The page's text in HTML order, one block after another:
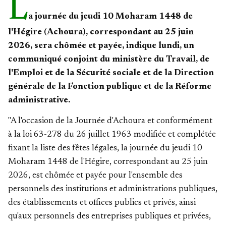
La journée du jeudi 10 Moharam 1448 de
l'Hégire (Achoura), correspondant au 25 juin
2026, sera chômée et payée, indique lundi, un
communiqué conjoint du ministère du Travail, de
l'Emploi et de la Sécurité sociale et de la Direction
générale de la Fonction publique et de la Réforme
administrative.
"A l'occasion de la Journée d'Achoura et conformément
à la loi 63-278 du 26 juillet 1963 modifiée et complétée
fixant la liste des fêtes légales, la journée du jeudi 10
Moharam 1448 de l'Hégire, correspondant au 25 juin
2026, est chômée et payée pour l'ensemble des
personnels des institutions et administrations publiques,
des établissements et offices publics et privés, ainsi
qu'aux personnels des entreprises publiques et privées,